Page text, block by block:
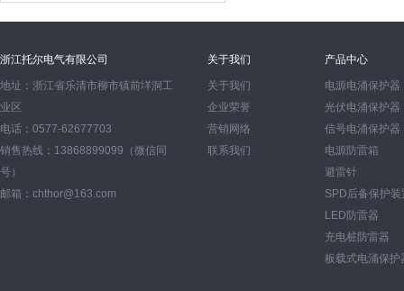
浙江托尔电气有限公司
地址：浙江省乐清市柳市镇前垟洞工
业区
电话：0577-62677703
销售热线：13868899099（微信同
号）
邮箱：chthor@163.com
关于我们
关于我们
企业荣誉
营销网络
联系我们
产品中心
电源电涌保护器
光伏电涌保护器
信号电涌保护器
电源防雷箱
避雷针
SPD后备保护装
LED防雷器
充电桩防雷器
板载式电涌保护